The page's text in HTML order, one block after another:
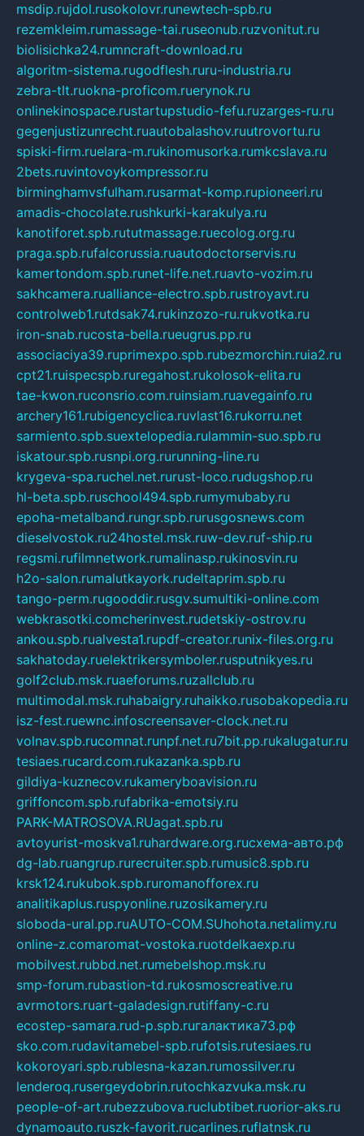
msdip.rujdol.rusokolovr.runewtech-spb.ru
rezemkleim.rumassage-tai.ruseonub.ruzvonitut.ru
biolisichka24.rumncraft-download.ru
algoritm-sistema.rugodflesh.ruru-industria.ru
zebra-tlt.ruokna-proficom.ruerynok.ru
onlinekinospace.rustartupstudio-fefu.ruzarges-ru.ru
gegenjustizunrecht.ruautobalashov.ruutrovortu.ru
spiski-firm.ruelara-m.rukinomusorka.rumkcslava.ru
2bets.ruvintovoykompressor.ru
birminghamvsfulham.rusarmat-komp.rupioneeri.ru
amadis-chocolate.rushkurki-karakulya.ru
kanotiforet.spb.rututmassage.ruecolog.org.ru
praga.spb.rufalcorussia.ruautodoctorservis.ru
kamertondom.spb.runet-life.net.ruavto-vozim.ru
sakhcamera.rualliance-electro.spb.rustroyavt.ru
controlweb1.rutdsak74.rukinzozo-ru.rukvotka.ru
iron-snab.rucosta-bella.rueugrus.pp.ru
associaciya39.ruprimexpo.spb.rubezmorchin.ruia2.ru
cpt21.ruispecspb.ruregahost.rukolosok-elita.ru
tae-kwon.ruconsrio.com.ruinsiam.ruavegainfo.ru
archery161.rubigencyclica.ruvlast16.rukorru.net
sarmiento.spb.suextelopedia.rulammin-suo.spb.ru
iskatour.spb.rusnpi.org.rurunning-line.ru
krygeva-spa.ruchel.net.rurust-loco.rudugshop.ru
hl-beta.spb.ruschool494.spb.rumymubaby.ru
epoha-metalband.rungr.spb.rurusgosnews.com
dieselvostok.ru24hostel.msk.ruw-dev.ruf-ship.ru
regsmi.rufilmnetwork.rumalinasp.rukinosvin.ru
h2o-salon.rumalutkayork.rudeltaprim.spb.ru
tango-perm.rugooddir.rusgv.sumultiki-online.com
webkrasotki.comcherinvest.rudetskiy-ostrov.ru
ankou.spb.rualvesta1.rupdf-creator.runix-files.org.ru
sakhatoday.ruelektrikersymboler.rusputnikyes.ru
golf2club.msk.ruaeforums.ruzallclub.ru
multimodal.msk.ruhabaigry.ruhaikko.rusobakopedia.ru
isz-fest.ruewnc.infoscreensaver-clock.net.ru
volnav.spb.rucomnat.runpf.net.ru7bit.pp.rukalugatur.ru
tesiaes.rucard.com.rukazanka.spb.ru
gildiya-kuznecov.rukameryboavision.ru
griffoncom.spb.rufabrika-emotsiy.ru
PARK-MATROSOVA.RUagat.spb.ru
avtoyurist-moskva1.ruhardware.org.ruсхема-авто.рф
dg-lab.ruangrup.rurecruiter.spb.rumusic8.spb.ru
krsk124.rukubok.spb.ruromanofforex.ru
analitikaplus.ruspyonline.ruzosikamery.ru
sloboda-ural.pp.ruAUTO-COM.SUhohota.netalimy.ru
online-z.comaromat-vostoka.ruotdelkaexp.ru
mobilvest.rubbd.net.rumebelshop.msk.ru
smp-forum.rubastion-td.rukosmoscreative.ru
avrmotors.ruart-galadesign.rutiffany-c.ru
ecostep-samara.rud-p.spb.ruгалактика73.рф
sko.com.rudavitamebel-spb.rufotsis.rutesiaes.ru
kokoroyari.spb.rublesna-kazan.rumossilver.ru
lenderoq.rusergeydobrin.rutochkazvuka.msk.ru
people-of-art.rubezzubova.ruclubtibet.ruorior-aks.ru
dynamoauto.ruszk-favorit.rucarlines.ruflatnsk.ru